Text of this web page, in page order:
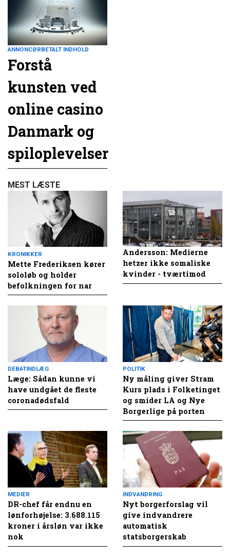
ANNONCØRBETALT INDHOLD
Forstå
kunsten ved
online casino
Danmark og
spiloplevelser
MEST LÆSTE
KRONIKKER
Mette Frederiksen kører
sololøb og holder
befolkningen for nar
Andersson: Medierne
hetzer ikke somaliske
kvinder - tværtimod
DEBATINDLÆG
Læge: Sådan kunne vi
have undgået de fleste
coronadødsfald
POLITIK
Ny måling giver Stram
Kurs plads i Folketinget
og smider LA og Nye
Borgerlige på porten
MEDIER
DR-chef får endnu en
lønforhøjelse: 3.688.115
kroner i årsløn var ikke
nok
INDVANDRING
Nyt borgerforslag vil
give indvandrere
automatisk
statsborgerskab